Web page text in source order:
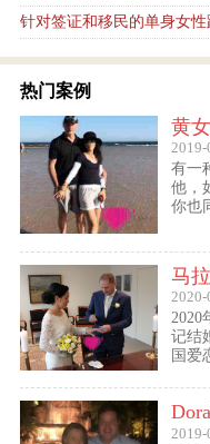
针对签证和移民的单身女
热门案例
2019-
有一
他，
你也
2020-
2020
记结
国爱
2019-